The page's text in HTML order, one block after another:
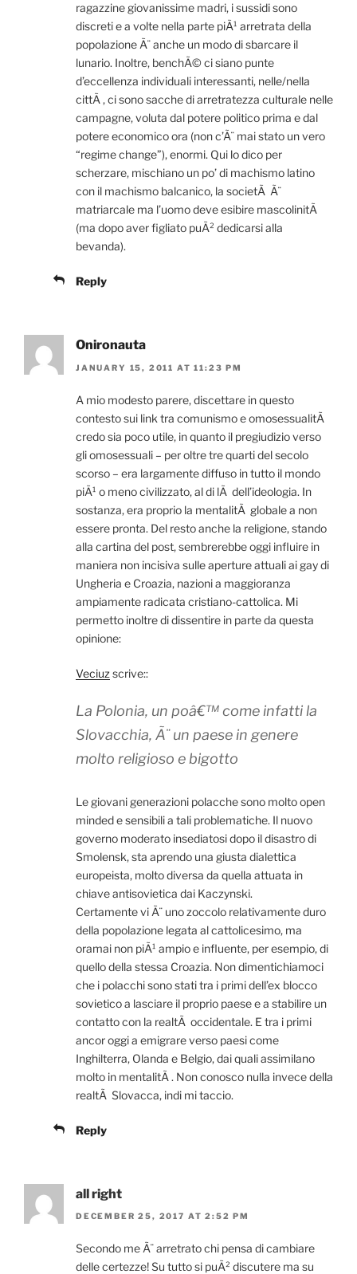
ragazzine giovanissime madri, i sussidi sono
discreti e a volte nella parte piÃ¹ arretrata della
popolazione Ã¨ anche un modo di sbarcare il
lunario. Inoltre, benchÃ© ci siano punte
d’eccellenza individuali interessanti, nelle/nella
cittÃ , ci sono sacche di arretratezza culturale nelle
campagne, voluta dal potere politico prima e dal
potere economico ora (non c’Ã¨ mai stato un vero
“regime change”), enormi. Qui lo dico per
scherzare, mischiano un po’ di machismo latino
con il machismo balcanico, la societÃ Ã¨
matriarcale ma l’uomo deve esibire mascolinitÃ
(ma dopo aver figliato puÃ² dedicarsi alla
bevanda).
Reply
Onironauta
JANUARY 15, 2011 AT 11:23 PM
A mio modesto parere, discettare in questo
contesto sui link tra comunismo e omosessualitÃ
credo sia poco utile, in quanto il pregiudizio verso
gli omosessuali – per oltre tre quarti del secolo
scorso – era largamente diffuso in tutto il mondo
piÃ¹ o meno civilizzato, al di lÃ dell’ideologia. In
sostanza, era proprio la mentalitÃ globale a non
essere pronta. Del resto anche la religione, stando
alla cartina del post, sembrerebbe oggi influire in
maniera non incisiva sulle aperture attuali ai gay di
Ungheria e Croazia, nazioni a maggioranza
ampiamente radicata cristiano-cattolica. Mi
permetto inoltre di dissentire in parte da questa
opinione:
Veciuz scrive::
La Polonia, un poâ€™ come infatti la
Slovacchia, Ã¨ un paese in genere
molto religioso e bigotto
Le giovani generazioni polacche sono molto open
minded e sensibili a tali problematiche. Il nuovo
governo moderato insediatosi dopo il disastro di
Smolensk, sta aprendo una giusta dialettica
europeista, molto diversa da quella attuata in
chiave antisovietica dai Kaczynski.
Certamente vi Ã¨ uno zoccolo relativamente duro
della popolazione legata al cattolicesimo, ma
oramai non piÃ¹ ampio e influente, per esempio, di
quello della stessa Croazia. Non dimentichiamoci
che i polacchi sono stati tra i primi dell’ex blocco
sovietico a lasciare il proprio paese e a stabilire un
contatto con la realtÃ occidentale. E tra i primi
ancor oggi a emigrare verso paesi come
Inghilterra, Olanda e Belgio, dai quali assimilano
molto in mentalitÃ . Non conosco nulla invece della
realtÃ Slovacca, indi mi taccio.
Reply
all right
DECEMBER 25, 2017 AT 2:52 PM
Secondo me Ã¨ arretrato chi pensa di cambiare
delle certezze! Su tutto si puÃ² discutere ma su